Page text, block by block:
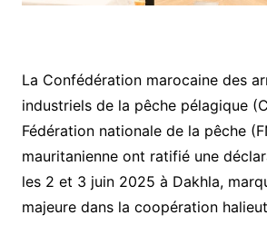
La Confédération marocaine des
industriels de la pêche pélagique
Fédération nationale de la pêche
mauritanienne ont ratifié une
les 2 et 3 juin 2025 à Dakhla,
majeure dans la coopération